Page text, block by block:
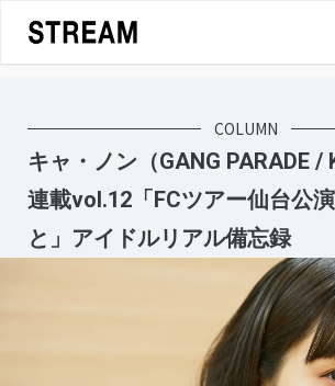
content
COLUMN
キャ・ノン（GANG PARADE /
連載vol.12「FCツアー仙台公
と」アイドルリアル備忘録